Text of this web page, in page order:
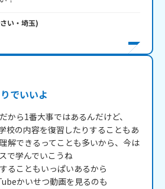
さい・ 埼玉)
でいいよ
から1番大事ではあるんだけど、
校の内容を復習したりすることもあ
解できるってことも多いから、今は
で学んでいこうね
ることもいっぱいあるから
かいせつ動画を見るのも